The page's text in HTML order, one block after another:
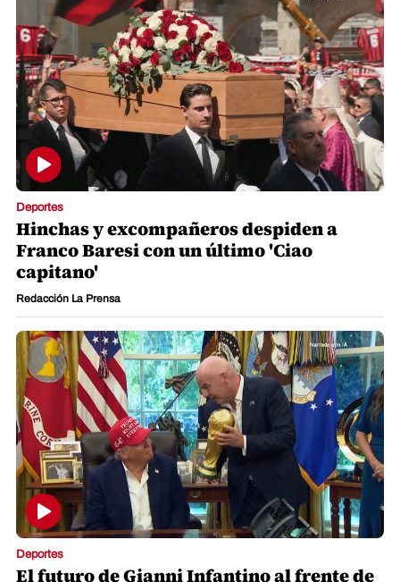
Deportes
Hinchas y excompañeros despiden a
Franco Baresi con un último 'Ciao
capitano'
Redacción La Prensa
Deportes
El futuro de Gianni Infantino al frente de